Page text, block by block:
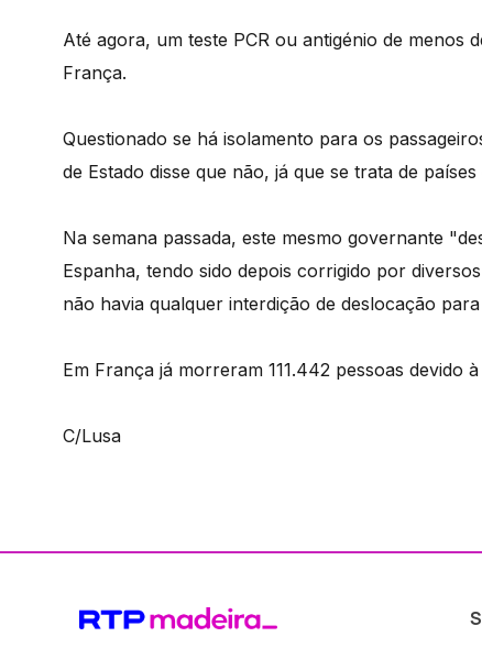
Até agora, um teste PCR ou antigénio de
França.
Questionado se há isolamento para os
de Estado disse que não, já que se trata de
Na semana passada, este mesmo governante
Espanha, tendo sido depois corrigido por
não havia qualquer interdição de deslocação
Em França já morreram 111.442 pessoas devido
C/Lusa